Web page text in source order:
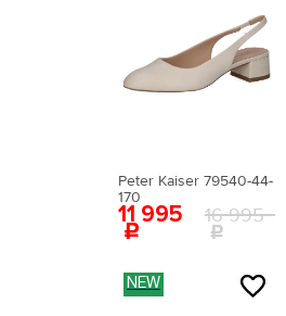
Peter Kaiser 79540-44-
170
11 995 16 995
NEW